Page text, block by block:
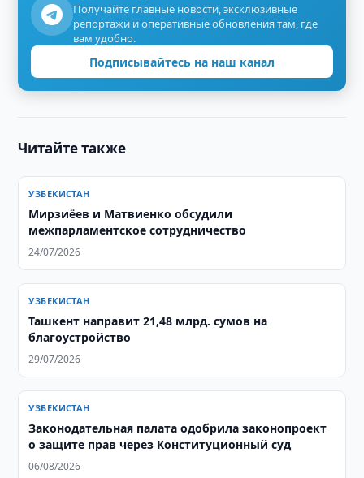
Получайте главные новости, эксклюзивные
репортажи и оперативные обновления там, где
вам удобно.
Подписывайтесь на наш канал
Читайте также
УЗБЕКИСТАН
Мирзиёев и Матвиенко обсудили
межпарламентское сотрудничество
24/07/2026
УЗБЕКИСТАН
​​​​​​​Ташкент направит 21,48 млрд. сумов на
благоустройство
29/07/2026
УЗБЕКИСТАН
Законодательная палата одобрила законопроект
о защите прав через Конституционный суд
06/08/2026